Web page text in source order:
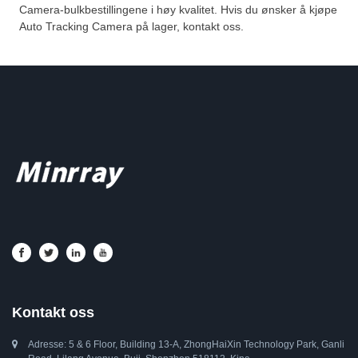
Camera-bulkbestillingene i høy kvalitet. Hvis du ønsker å kjøpe
Auto Tracking Camera på lager, kontakt oss.
Kontakt oss
Adresse: 5 & ​​6 Floor, Building 13-A, ZhongHaiXin Technology Park, Ganli